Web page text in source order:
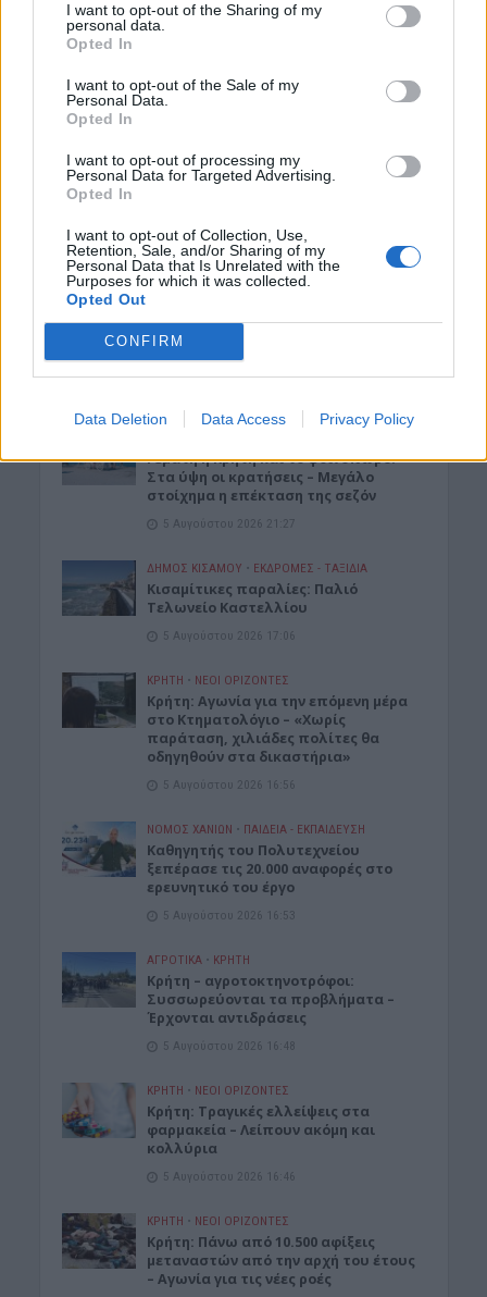
I want to opt-out of the Sharing of my
personal data.
Opted In
I want to opt-out of the Sale of my
Personal Data.
Opted In
I want to opt-out of processing my
Personal Data for Targeted Advertising.
Opted In
I want to opt-out of Collection, Use,
Retention, Sale, and/or Sharing of my
Personal Data that Is Unrelated with the
Purposes for which it was collected.
Opted Out
CONFIRM
Data Deletion Data Access Privacy Policy
Κίσαμος: Εκδήλωση για τη μάχη του
ΕΛΑΣ στο Κατσοματάδο
ΚΡΗΤΗ
5 Αυγούστου 2026 22:31
Εφορία: Πότε ελέγχει τις καταθέσεις
μας στην τράπεζα
5 Αυγούστου 2026 21:40
ΓΕΎΣΗ - ΨΥΧΑΓΩΓΊΑ • ΔΉΜΟΣ ΚΙΣΆΜΟΥ
Κίσαμος: Αναβάλλεται η εκδήλωση
αφιέρωμα στον Μάνο Χατζηδάκι
Γεμάτη η Κρήτη και το φθινόπωρο:
Στα ύψη οι κρατήσεις – Μεγάλο
στοίχημα η επέκταση της σεζόν
5 Αυγούστου 2026 21:27
ΔΉΜΟΣ ΚΙΣΆΜΟΥ • ΕΚΔΡΟΜΈΣ - ΤΑΞΊΔΙΑ
Kισαμίτικες παραλίες: Παλιό
Τελωνείο Καστελλίου
5 Αυγούστου 2026 17:06
ΚΡΗΤΗ • ΝΕΟΙ ΟΡΙΖΟΝΤΕΣ
Kρήτη: Αγωνία για την επόμενη μέρα
στο Κτηματολόγιο – «Χωρίς
παράταση, χιλιάδες πολίτες θα
οδηγηθούν στα δικαστήρια»
5 Αυγούστου 2026 16:56
ΝΟΜΌΣ ΧΑΝΊΩΝ • ΠΑΙΔΕΙΑ - ΕΚΠΑΙΔΕΥΣΗ
Καθηγητής του Πολυτεχνείου
ξεπέρασε τις 20.000 αναφορές στο
ερευνητικό του έργο
5 Αυγούστου 2026 16:53
ΑΓΡΟΤΙΚΑ • ΚΡΗΤΗ
Κρήτη – αγροτοκτηνοτρόφοι:
Συσσωρεύονται τα προβλήματα –
Έρχονται αντιδράσεις
5 Αυγούστου 2026 16:48
ΚΡΗΤΗ • ΝΕΟΙ ΟΡΙΖΟΝΤΕΣ
Κρήτη: Τραγικές ελλείψεις στα
φαρμακεία – Λείπουν ακόμη και
κολλύρια
5 Αυγούστου 2026 16:46
ΚΡΗΤΗ • ΝΕΟΙ ΟΡΙΖΟΝΤΕΣ
Κρήτη: Πάνω από 10.500 αφίξεις
μεταναστών από την αρχή του έτους
– Αγωνία για τις νέες ροές